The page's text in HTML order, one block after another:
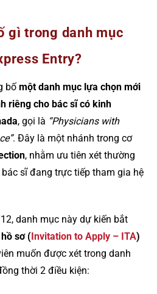
gì trong danh mục
Entry?
bốmột danh mục lựa chọn mới
riêng cho bác sĩ có kinh
, gọi là “Physicians with
. Đây là một nhánh trong cơ
, nhằm ưu tiên xét thường
sĩ đang trực tiếp tham gia hệ
danh mục này dự kiến bắt
sơ (Invitation to Apply – ITA)
muốn được xét trong danh
thời 2 điều kiện: